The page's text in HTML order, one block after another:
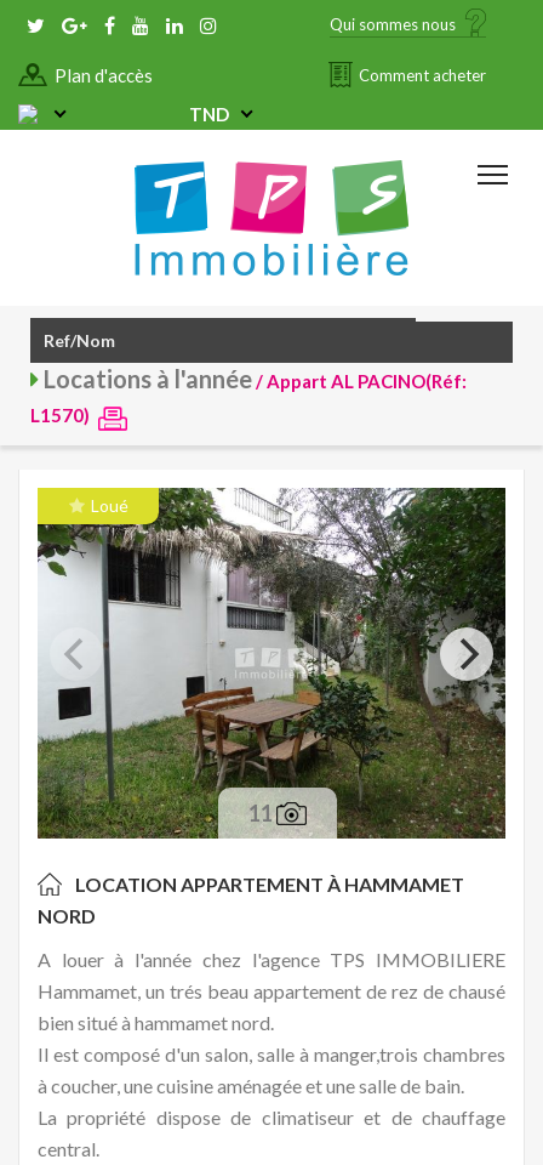
Qui sommes nous
Plan d'accès Comment acheter
TND
Locations à l'année/ Appart AL PACINO(Réf:
L1570)
Loué
11
LOCATION APPARTEMENT À HAMMAMET
NORD
A louer à l'année chez l'agence TPS IMMOBILIERE
Hammamet, un trés beau appartement de rez de chausé
bien situé à hammamet nord.
Il est composé d'un salon, salle à manger,trois chambres
à coucher, une cuisine aménagée et une salle de bain.
La propriété dispose de climatiseur et de chauffage
central.